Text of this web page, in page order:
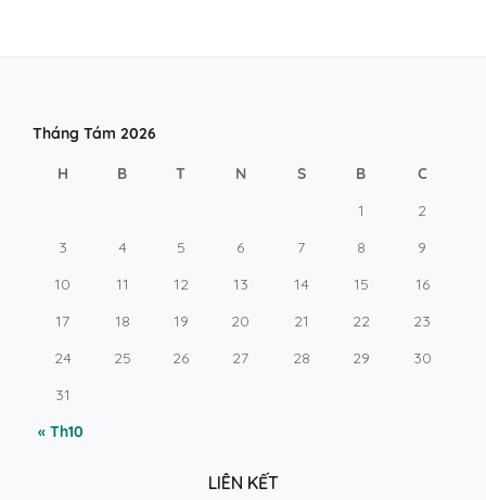
Tháng Tám 2026
H B T N S B C
« Th10
1
2
3
4 5 6 7 8
9
10
11 12 13 14 15
16
17
18 19 20 21 22
23
24
25 26 27 28 29
30
31
LIÊN KẾT